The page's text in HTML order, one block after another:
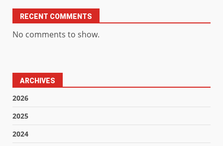
RECENT COMMENTS
No comments to show.
ARCHIVES
2026
2025
2024